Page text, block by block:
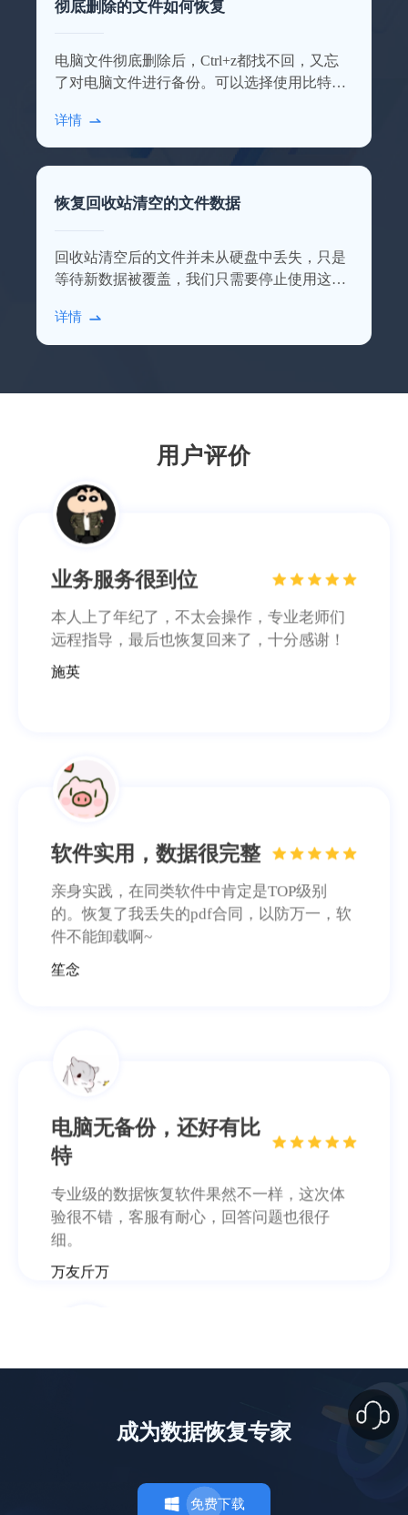
彻底删除的文件如何恢复
电脑文件彻底删除后，Ctrl+z都找不回，又忘
了对电脑文件进行备份。可以选择使用比特数
单。
详情
恢复回收站清空的文件数据
回收站清空后的文件并未从硬盘中丢失，只是
等待新数据被覆盖，我们只需要停止使用这块
可。
详情
用户评价
软件功能很齐全，不管是照片还是文档都能
恢复回来，误删或清空回收站再也不慌了，
感谢感谢！
Amla_Tustiz
业务服务很到位
本人上了年纪了，不太会操作，专业老师们
施英
软件实用，数据很完整
亲身实践，在同类软件中肯定是TOP级别
的。恢复了我丢失的pdf合同，以防万一，软
件不能卸载啊~
电脑无备份，还好有比
特
专业级的数据恢复软件果然不一样，这次体
验很不错，客服有耐心，回答问题也很仔
细。
没想到恢复效果这么好
这款数据恢复软件可以帮助我恢复好多电脑
上的数据，我的毕业照片都恢复回来了~特此
来点赞一下这个数据恢复软件。
這婆外心
软件功能很齐全，不管是照片还是文档都能
成为数据恢复专家
免费下载